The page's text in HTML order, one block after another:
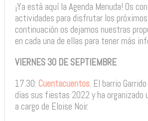
¡Ya está aquí la Agenda Menuda! Os
actividades para disfrutar los
continuación os dejamos nuestras
en cada una de ellas para tener más
VIERNES 30 DE SEPTIEMBRE
17.30: Cuentacuentos. El barrio
días sus fiestas 2022 y ha organizado
a cargo de Eloise Noir.